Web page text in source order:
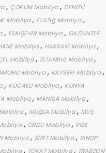
, ÇORUM Mobilya, DENİZLİ
Mobilya, ELAZIğ Mobilya,
, ESKİŞEHİR Mobilya, GAZİANTEP
Mobilya, HAKKARİ Mobilya,
Mobilya, İSTANBUL Mobilya,
Mobilya, KAYSERİ Mobilya,
, KOCAELİ Mobilya, KONYA
Mobilya, MANİSA Mobilya,
Mobilya, MUğLA Mobilya, MUŞ
, ORDU Mobilya, RİZE
Mobilya, SİİRT Mobilya, SİNOP
, TOKAT Mobilya, TRABZON